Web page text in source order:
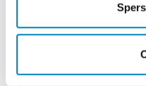
Regulamin wypożyczalni